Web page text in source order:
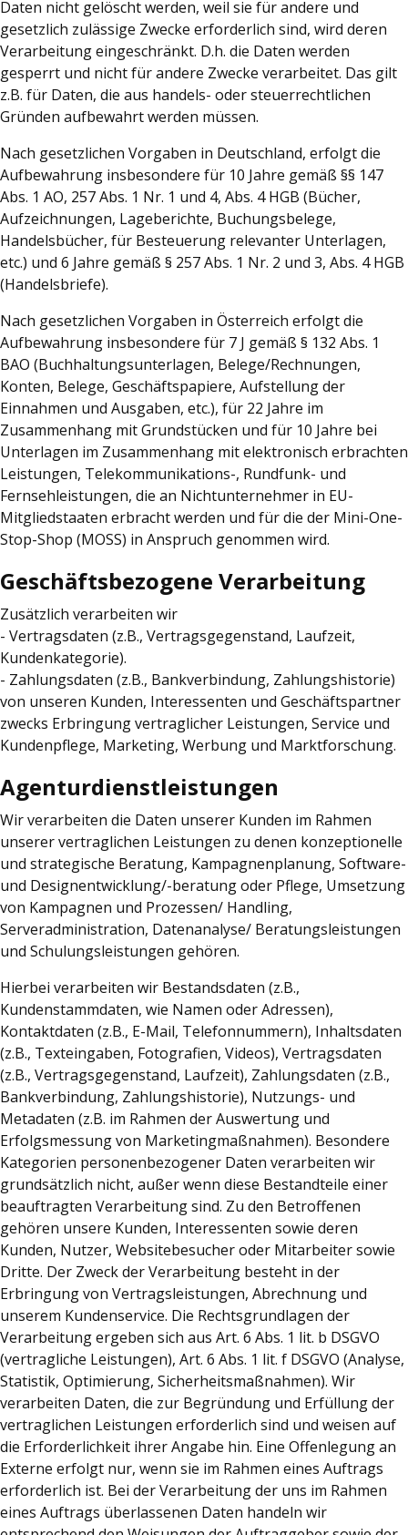
Daten nicht gelöscht werden, weil sie für andere und
gesetzlich zulässige Zwecke erforderlich sind, wird deren
Verarbeitung eingeschränkt. D.h. die Daten werden
gesperrt und nicht für andere Zwecke verarbeitet. Das gilt
z.B. für Daten, die aus handels- oder steuerrechtlichen
Gründen aufbewahrt werden müssen.
Nach gesetzlichen Vorgaben in Deutschland, erfolgt die
Aufbewahrung insbesondere für 10 Jahre gemäß §§ 147
Abs. 1 AO, 257 Abs. 1 Nr. 1 und 4, Abs. 4 HGB (Bücher,
Aufzeichnungen, Lageberichte, Buchungsbelege,
Handelsbücher, für Besteuerung relevanter Unterlagen,
etc.) und 6 Jahre gemäß § 257 Abs. 1 Nr. 2 und 3, Abs. 4 HGB
(Handelsbriefe).
Nach gesetzlichen Vorgaben in Österreich erfolgt die
Aufbewahrung insbesondere für 7 J gemäß § 132 Abs. 1
BAO (Buchhaltungsunterlagen, Belege/Rechnungen,
Konten, Belege, Geschäftspapiere, Aufstellung der
Einnahmen und Ausgaben, etc.), für 22 Jahre im
Zusammenhang mit Grundstücken und für 10 Jahre bei
Unterlagen im Zusammenhang mit elektronisch erbrachten
Leistungen, Telekommunikations-, Rundfunk- und
Fernsehleistungen, die an Nichtunternehmer in EU-
Mitgliedstaaten erbracht werden und für die der Mini-One-
Stop-Shop (MOSS) in Anspruch genommen wird.
Geschäftsbezogene Verarbeitung
Zusätzlich verarbeiten wir
- Vertragsdaten (z.B., Vertragsgegenstand, Laufzeit,
Kundenkategorie).
- Zahlungsdaten (z.B., Bankverbindung, Zahlungshistorie)
von unseren Kunden, Interessenten und Geschäftspartner
zwecks Erbringung vertraglicher Leistungen, Service und
Kundenpflege, Marketing, Werbung und Marktforschung.
Agenturdienstleistungen
Wir verarbeiten die Daten unserer Kunden im Rahmen
unserer vertraglichen Leistungen zu denen konzeptionelle
und strategische Beratung, Kampagnenplanung, Software-
und Designentwicklung/-beratung oder Pflege, Umsetzung
von Kampagnen und Prozessen/ Handling,
Serveradministration, Datenanalyse/ Beratungsleistungen
und Schulungsleistungen gehören.
Hierbei verarbeiten wir Bestandsdaten (z.B.,
Kundenstammdaten, wie Namen oder Adressen),
Kontaktdaten (z.B., E-Mail, Telefonnummern), Inhaltsdaten
(z.B., Texteingaben, Fotografien, Videos), Vertragsdaten
(z.B., Vertragsgegenstand, Laufzeit), Zahlungsdaten (z.B.,
Bankverbindung, Zahlungshistorie), Nutzungs- und
Metadaten (z.B. im Rahmen der Auswertung und
Erfolgsmessung von Marketingmaßnahmen). Besondere
Kategorien personenbezogener Daten verarbeiten wir
grundsätzlich nicht, außer wenn diese Bestandteile einer
beauftragten Verarbeitung sind. Zu den Betroffenen
gehören unsere Kunden, Interessenten sowie deren
Kunden, Nutzer, Websitebesucher oder Mitarbeiter sowie
Dritte. Der Zweck der Verarbeitung besteht in der
Erbringung von Vertragsleistungen, Abrechnung und
unserem Kundenservice. Die Rechtsgrundlagen der
Verarbeitung ergeben sich aus Art. 6 Abs. 1 lit. b DSGVO
(vertragliche Leistungen), Art. 6 Abs. 1 lit. f DSGVO (Analyse,
Statistik, Optimierung, Sicherheitsmaßnahmen). Wir
verarbeiten Daten, die zur Begründung und Erfüllung der
vertraglichen Leistungen erforderlich sind und weisen auf
die Erforderlichkeit ihrer Angabe hin. Eine Offenlegung an
Externe erfolgt nur, wenn sie im Rahmen eines Auftrags
erforderlich ist. Bei der Verarbeitung der uns im Rahmen
eines Auftrags überlassenen Daten handeln wir